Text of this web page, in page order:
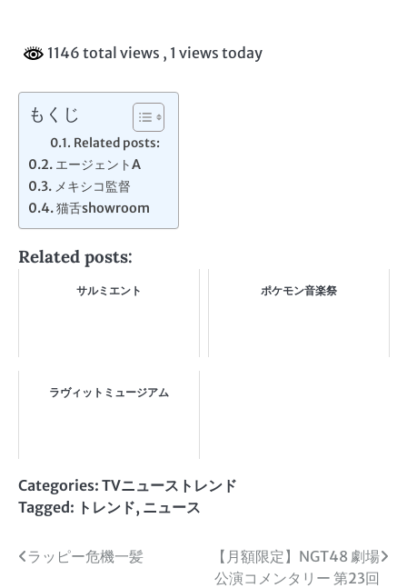
1146 total views , 1 views today
もくじ
Related posts:
エージェントA
メキシコ監督
猫舌showroom
Related posts:
サルミエント ポケモン音楽祭
ラヴィットミュージアム
Categories: TVニューストレンド
Tagged: トレンド, ニュース
投ラッピー危機一髪
【月額限定】NGT48 劇場
公演コメンタリー 第23回